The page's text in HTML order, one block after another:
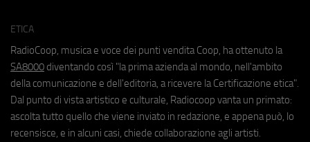
ETICA
RadioCoop, musica e voce dei punti vendita Coop, ha ottenuto la
SA8000 diventando così "la prima azienda al mondo, nell'ambito
della comunicazione e dell'editoria, a ricevere la Certificazione etica".
Dal punto di vista artistico e culturale, Radiocoop vanta un primato:
ascolta tutto quello che viene inviato in redazione, e appena può, lo
recensisce, e in alcuni casi, chiede collaborazione agli artisti.